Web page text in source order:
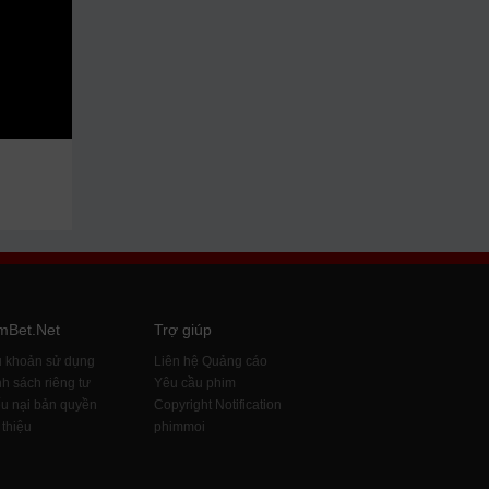
khoản sử dụng
sách riêng tư
nại bản quyền
Trợ giúp
Liên hệ Quảng cáo
Yêu cầu phim
Copyright Notification
phimmoi